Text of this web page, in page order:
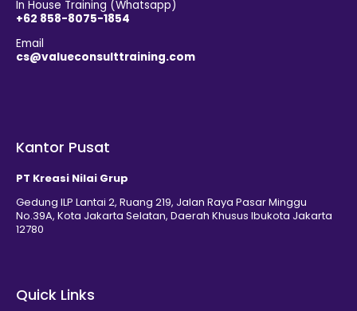
In House Training (Whatsapp)
+62 858-8075-1854
Email
cs@valueconsulttraining.com
Kantor Pusat
PT Kreasi Nilai Grup
Gedung ILP Lantai 2, Ruang 219, Jalan Raya Pasar Minggu
No.39A, Kota Jakarta Selatan, Daerah Khusus Ibukota Jakarta
12780
Quick Links